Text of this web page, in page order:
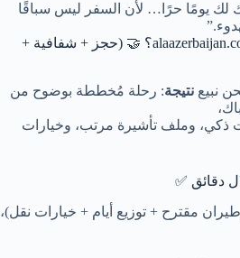
يومًا حرًا… لأن السفر ليس سباقًا
كيف نخدمك كشركة على alaazerbaijan.com؟ 🤝 (حجز + شفافية +
نبيع نتيجة: رحلة مُخططة بوضوح من
وملف تأشيرة مرتب، وخيارات
مقترح + توزيع أيام + خيارات نقل)،